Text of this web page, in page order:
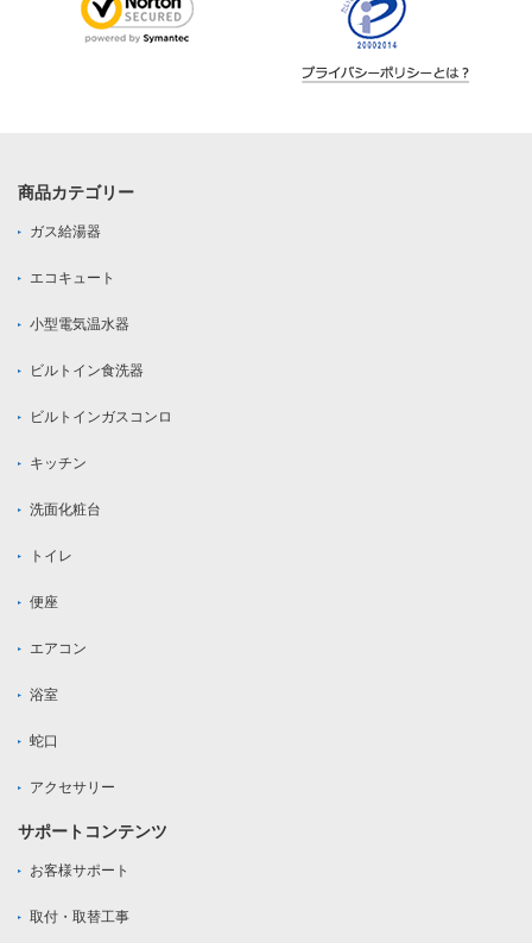
商品カテゴリー
ガス給湯器
エコキュート
小型電気温水器
ビルトイン食洗器
ビルトインガスコンロ
キッチン
洗面化粧台
トイレ
便座
エアコン
浴室
蛇口
アクセサリー
サポートコンテンツ
お客様サポート
取付・取替工事